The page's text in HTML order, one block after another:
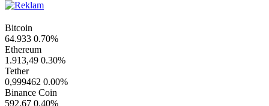
Bitcoin
64.933 0.70%
Ethereum
1.913,49 0.30%
Tether
0,999462 0.00%
Binance Coin
592,67 0.40%